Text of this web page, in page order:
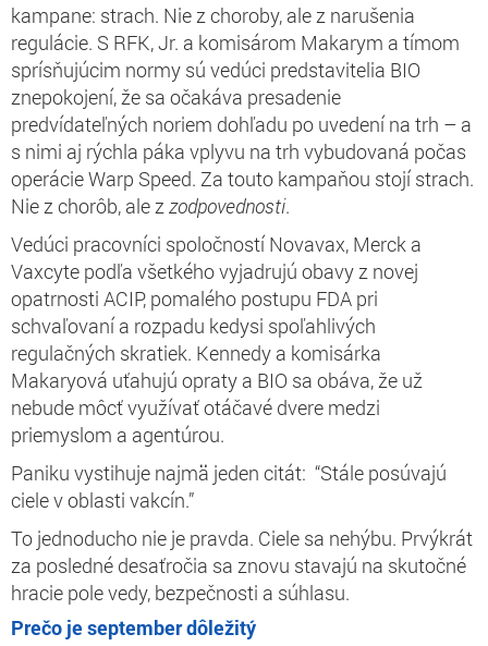
kampane: strach. Nie z choroby, ale z narušenia
regulácie. S RFK, Jr. a komisárom Makarym a tímom
sprísňujúcim normy sú vedúci predstavitelia BIO
znepokojení, že sa očakáva presadenie
predvídateľných noriem dohľadu po uvedení na trh – a
s nimi aj rýchla páka vplyvu na trh vybudovaná počas
operácie Warp Speed. Za touto kampaňou stojí strach.
Nie z chorôb, ale zzodpovednosti.
Vedúci pracovníci spoločností Novavax, Merck a
Vaxcyte podľa všetkého vyjadrujú obavy z novej
opatrnosti ACIP, pomalého postupu FDA pri
schvaľovaní a rozpadu kedysi spoľahlivých
regulačných skratiek. Kennedy a komisárka
Makaryová uťahujú opraty a BIO sa obáva, že už
nebude môcť využívať otáčavé dvere medzi
priemyslom a agentúrou.
Paniku vystihuje najmä jeden citát: “Stále posúvajú
ciele v oblasti vakcín.”
To jednoducho nie je pravda. Ciele sa nehýbu. Prvýkrát
za posledné desaťročia sa znovu stavajú na skutočné
hracie pole vedy, bezpečnosti a súhlasu.
Prečo je september dôležitý